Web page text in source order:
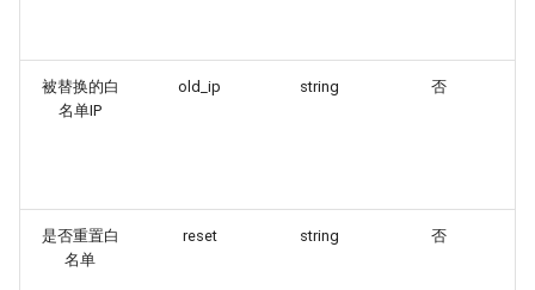
被替换的白
名单IP
old_ip string 否
是否重置白
名单
reset string 否